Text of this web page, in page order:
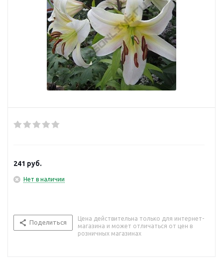
241 руб.
Нет в наличии
Поделиться
Цена действительна только для интернет-
магазина и может отличаться от цен в
розничных магазинах